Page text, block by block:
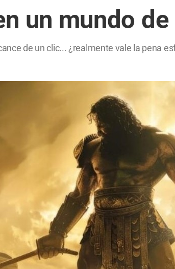
un mundo
de un clic... ¿realmente vale la pena